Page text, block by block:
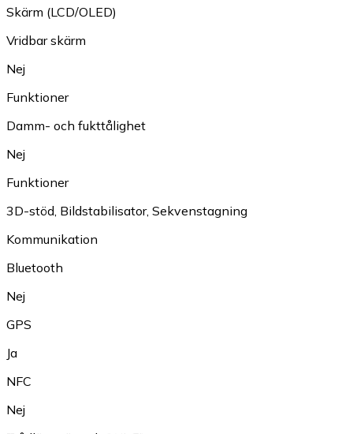
Skärm (LCD/OLED)
Vridbar skärm
Nej
Funktioner
Damm- och fukttålighet
Nej
Funktioner
3D-stöd Bildstabilisator, Sekvenstagning
Kommunikation
Bluetooth
Nej
GPS
Ja
NFC
Nej